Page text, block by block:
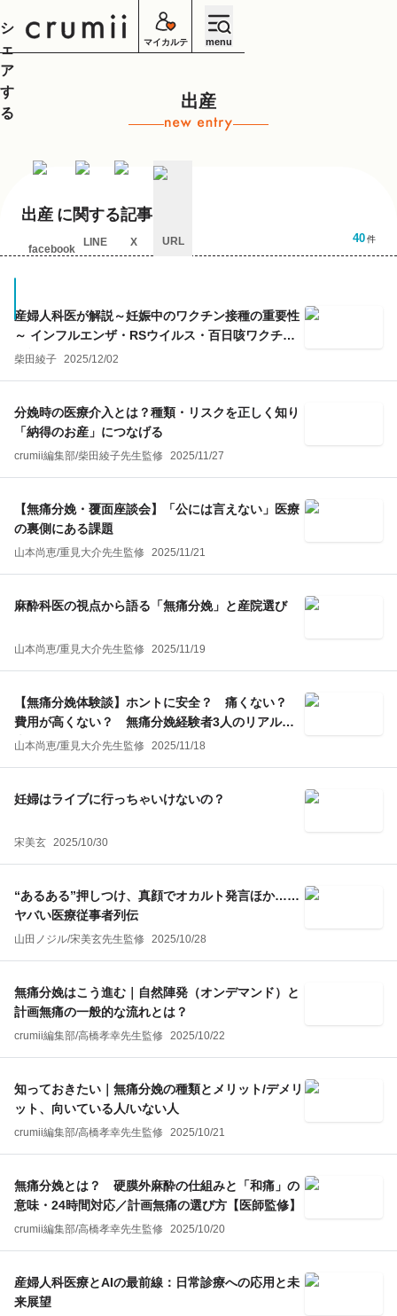
マイカルテ menu
出産
出産 に関する記事
40件
産婦人科医が解説～妊娠中のワクチン接種の重要性
～ インフルエンザ・RSウイルス・百日咳ワクチン
の効果
柴田綾子 2025/12/02
分娩時の医療介入とは？種類・リスクを正しく知り
「納得のお産」につなげる
crumii編集部/柴田綾子先生監修 2025/11/27
【無痛分娩・覆面座談会】「公には言えない」医療
の裏側にある課題
山本尚恵/重見大介先生監修 2025/11/21
麻酔科医の視点から語る「無痛分娩」と産院選び
山本尚恵/重見大介先生監修 2025/11/19
【無痛分娩体験談】ホントに安全？ 痛くない？
費用が高くない？ 無痛分娩経験者3人のリアルな
声
山本尚恵/重見大介先生監修 2025/11/18
妊婦はライブに行っちゃいけないの？
宋美玄 2025/10/30
“あるある”押しつけ、真顔でオカルト発言ほか……
ヤバい医療従事者列伝
山田ノジル/宋美玄先生監修 2025/10/28
無痛分娩はこう進む｜自然陣発（オンデマンド）と
計画無痛の一般的な流れとは？
crumii編集部/高橋孝幸先生監修 2025/10/22
知っておきたい｜無痛分娩の種類とメリット/デメリ
ット、向いている人/いない人
crumii編集部/高橋孝幸先生監修 2025/10/21
無痛分娩とは？ 硬膜外麻酔の仕組みと「和痛」の
意味・24時間対応／計画無痛の選び方【医師監修】
crumii編集部/高橋孝幸先生監修 2025/10/20
産婦人科医療とAIの最前線：日常診療への応用と未
来展望
シ
ェ
ア
す
る
facebook
LINE X URL
セ
ル